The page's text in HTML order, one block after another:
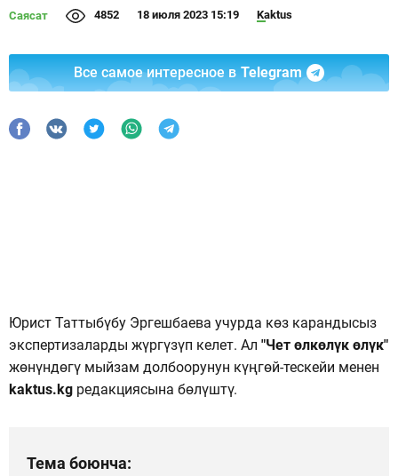
Саясат 4852 18 июля 2023 15:19 Kaktus
Все самое интересное в Telegram
Юрист Таттыбүбу Эргешбаева учурда көз карандысыз
экспертизаларды жүргүзүп келет. Ал "Чет өлкөлүк өлүк"
жөнүндөгү мыйзам долбоорунун күңгөй-тескейи менен
kaktus.kg редакциясына бөлүштү.
Тема боюнча: